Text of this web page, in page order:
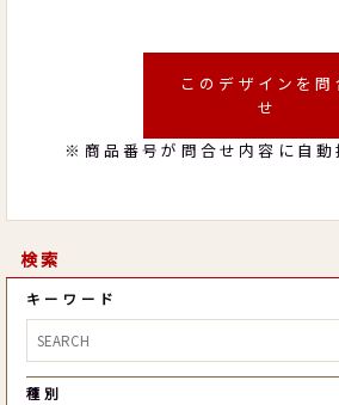
このデザインを問
せ
※商品番号が問合せ内容に自動
検索
キーワード
種別